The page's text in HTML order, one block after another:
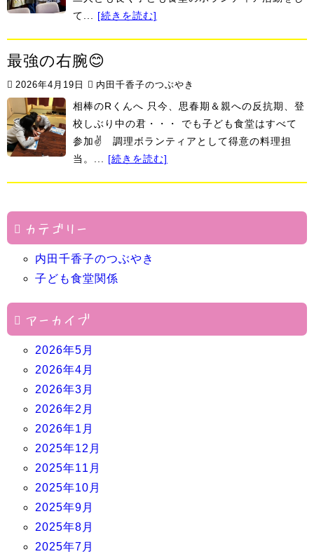
て... [続きを読む]
最強の右腕😊
2026年4月19日 内田千香子のつぶやき
相棒のRくんへ 只今、思春期＆親への反抗期、登
校しぶり中の君・・・ でも子ども食堂はすべて
参加✌ 調理ボランティアとして得意の料理担
当。... [続きを読む]
カテゴリー
内田千香子のつぶやき
子ども食堂関係
アーカイブ
2026年5月
2026年4月
2026年3月
2026年2月
2026年1月
2025年12月
2025年11月
2025年10月
2025年9月
2025年8月
2025年7月